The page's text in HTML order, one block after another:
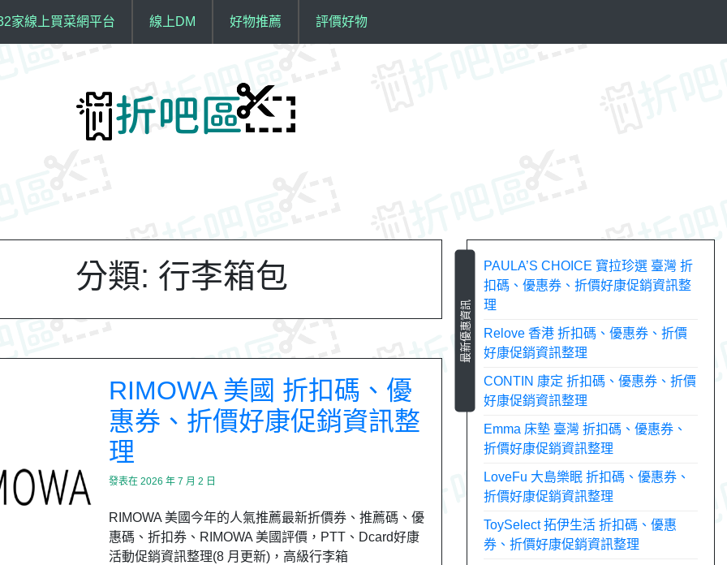
家線上買菜網平台 線上DM 好物推薦 評價好物
分類: 行李箱包
RIMOWA 美國 折扣碼、優
惠券、折價好康促銷資訊整
理
發表在 2026 年 7 月 2 日
RIMOWA 美國今年的人氣推薦最新折價券、推薦碼、優
惠碼、折扣券、RIMOWA 美國評價，PTT、Dcard好康
活動促銷資訊整理(8 月更新)，高級行李箱
最新優惠資訊
PAULA’S CHOICE 寶拉珍選 臺灣 折
扣碼、優惠券、折價好康促銷資訊整
理
Relove 香港 折扣碼、優惠券、折價
好康促銷資訊整理
CONTIN 康定 折扣碼、優惠券、折價
好康促銷資訊整理
Emma 床墊 臺灣 折扣碼、優惠券、
折價好康促銷資訊整理
LoveFu 大島樂眠 折扣碼、優惠券、
折價好康促銷資訊整理
ToySelect 拓伊生活 折扣碼、優惠
券、折價好康促銷資訊整理